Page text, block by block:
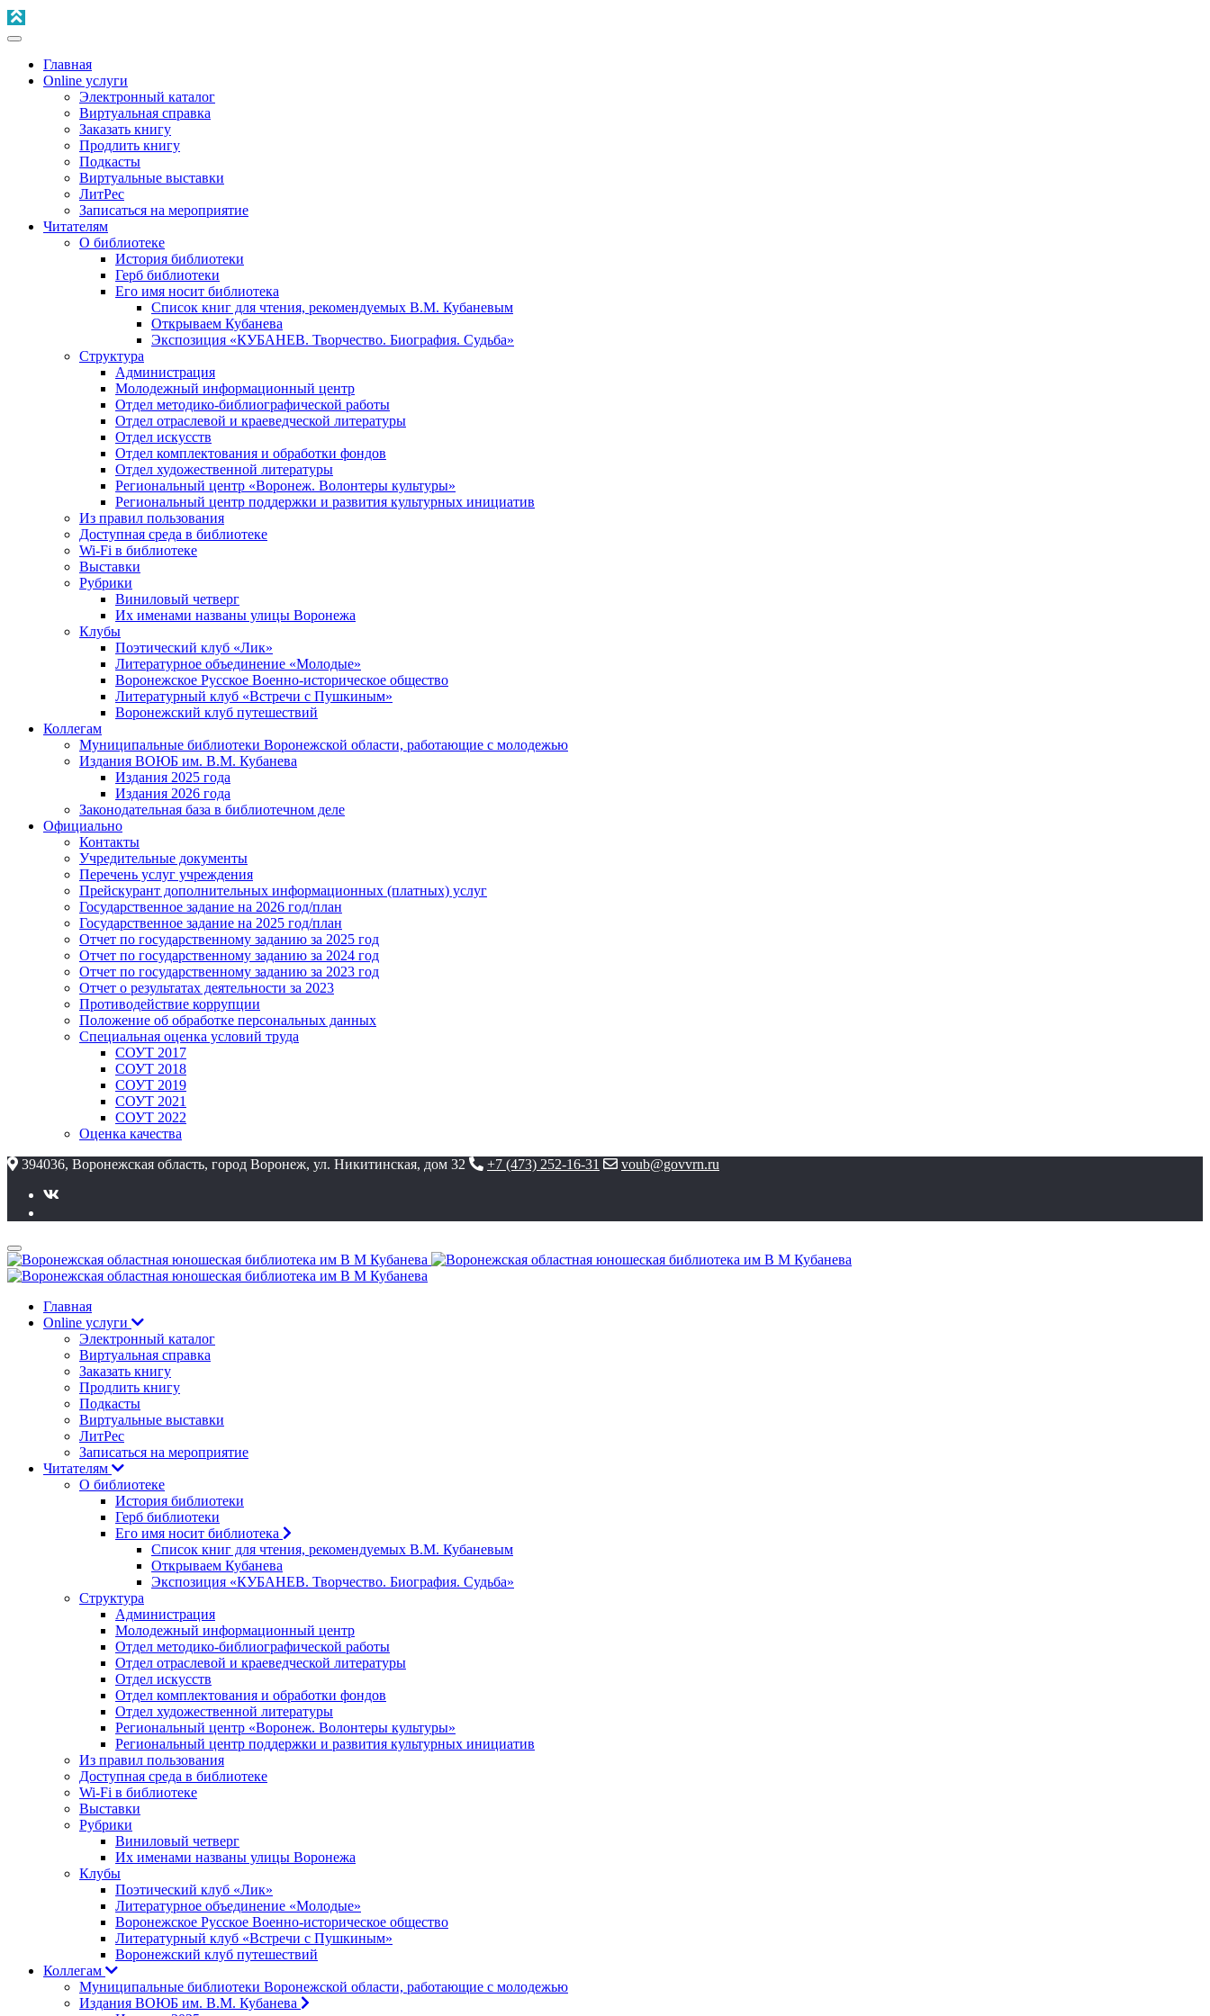
Главная
Online услуги
Электронный каталог
Виртуальная справка
Заказать книгу
Продлить книгу
Подкасты
Виртуальные выставки
ЛитРес
Записаться на мероприятие
Читателям
О библиотеке
История библиотеки
Герб библиотеки
Его имя носит библиотека
Список книг для чтения, рекомендуемых В.М. Кубаневым
Открываем Кубанева
Экспозиция «КУБАНЕВ. Творчество. Биография. Судьба»
Структура
Администрация
Молодежный информационный центр
Отдел методико-библиографической работы
Отдел отраслевой и краеведческой литературы
Отдел искусств
Отдел комплектования и обработки фондов
Отдел художественной литературы
Региональный центр «Воронеж. Волонтеры культуры»
Региональный центр поддержки и развития культурных инициатив
Из правил пользования
Доступная среда в библиотеке
Wi-Fi в библиотеке
Выставки
Рубрики
Виниловый четверг
Их именами названы улицы Воронежа
Клубы
Поэтический клуб «Лик»
Литературное объединение «Молодые»
Воронежское Русское Военно-историческое общество
Литературный клуб «Встречи с Пушкиным»
Воронежский клуб путешествий
Коллегам
Муниципальные библиотеки Воронежской области, работающие с молодежью
Издания ВОЮБ им. В.М. Кубанева
Издания 2025 года
Издания 2026 года
Законодательная база в библиотечном деле
Официально
Контакты
Учредительные документы
Перечень услуг учреждения
Прейскурант дополнительных информационных (платных) услуг
Государственное задание на 2026 год/план
Государственное задание на 2025 год/план
Отчет по государственному заданию за 2025 год
Отчет по государственному заданию за 2024 год
Отчет по государственному заданию за 2023 год
Отчет о результатах деятельности за 2023
Противодействие коррупции
Положение об обработке персональных данных
Специальная оценка условий труда
СОУТ 2017
СОУТ 2018
СОУТ 2019
СОУТ 2021
СОУТ 2022
Оценка качества
394036, Воронежская область, город Воронеж, ул. Никитинская, дом 32
+7 (473) 252-16-31 voub@govvrn.ru
Главная
Online услуги
Электронный каталог
Виртуальная справка
Заказать книгу
Продлить книгу
Подкасты
Виртуальные выставки
ЛитРес
Записаться на мероприятие
Читателям
О библиотеке
История библиотеки
Герб библиотеки
Его имя носит библиотека
Список книг для чтения, рекомендуемых В.М. Кубаневым
Открываем Кубанева
Экспозиция «КУБАНЕВ. Творчество. Биография. Судьба»
Структура
Администрация
Молодежный информационный центр
Отдел методико-библиографической работы
Отдел отраслевой и краеведческой литературы
Отдел искусств
Отдел комплектования и обработки фондов
Отдел художественной литературы
Региональный центр «Воронеж. Волонтеры культуры»
Региональный центр поддержки и развития культурных инициатив
Из правил пользования
Доступная среда в библиотеке
Wi-Fi в библиотеке
Выставки
Рубрики
Виниловый четверг
Их именами названы улицы Воронежа
Клубы
Поэтический клуб «Лик»
Литературное объединение «Молодые»
Воронежское Русское Военно-историческое общество
Литературный клуб «Встречи с Пушкиным»
Воронежский клуб путешествий
Коллегам
Муниципальные библиотеки Воронежской области, работающие с молодежью
Издания ВОЮБ им. В.М. Кубанева